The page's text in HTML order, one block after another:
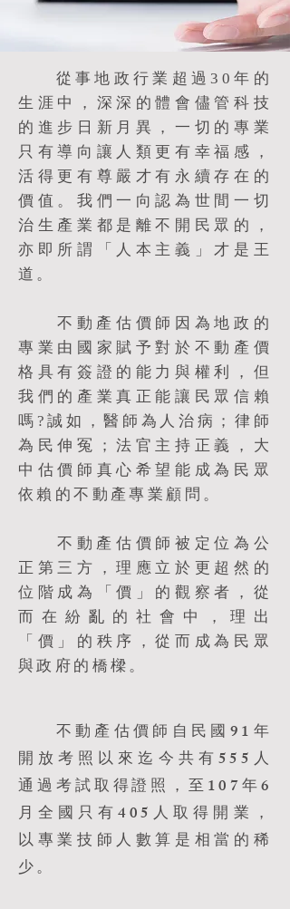
從事地政行業超過30年的
生涯中，深深的體會儘管科技
的進步日新月異，一切的專業
只有導向讓人類更有幸福感，
活得更有尊嚴才有永續存在的
價值。我們一向認為世間一切
治生產業都是離不開民眾的，
亦即所謂「人本主義」才是王
道。
不動產估價師因為地政的
專業由國家賦予對於不動產價
格具有簽證的能力與權利，但
我們的產業真正能讓民眾信賴
嗎?誠如，醫師為人治病；律師
為民伸冤；法官主持正義，大
中估價師真心希望能成為民眾
依賴的不動產專業顧問。​
不動產估價師被定位為公
正第三方，理應立於更超然的
位階成為「價」的觀察者，從
而在紛亂的社會中，理出
「價」的秩序，從而成為民眾
與政府的橋樑。
不動產估價師自民國91年
開放考照以來迄今共有555人
通過考試取得證照，至107年6
月全國只有405人取得開業，
以專業技師人數算是相當的稀
少。